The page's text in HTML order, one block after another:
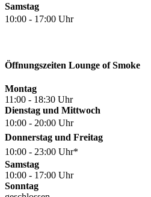
Samstag
10:00 - 17:00 Uhr
Öffnungszeiten Lounge of Smoke
Montag
11:00 - 18:30 Uhr
Dienstag und Mittwoch
10:00 - 20:00 Uhr
Donnerstag und Freitag
10:00 - 23:00 Uhr*
Samstag
10:00 - 17:00 Uhr
Sonntag